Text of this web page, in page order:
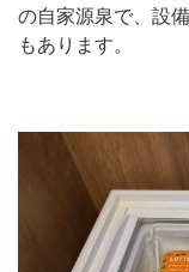
の自家源泉で、設
もあります。